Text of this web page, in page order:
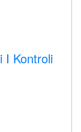
I Kontroli